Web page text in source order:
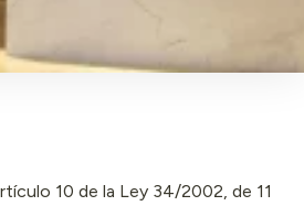
10 de la Ley 34/2002, de 11